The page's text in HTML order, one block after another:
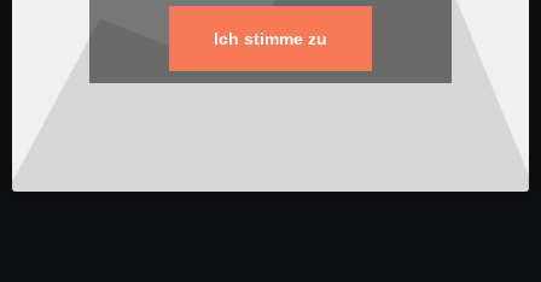
Ich stimme zu